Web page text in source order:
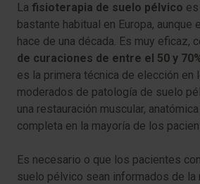
La fisioterapia de suelo pélvico
bastante habitual en Europa, aunque
hace de una década. Es muy eficaz,
de curaciones de entre el 50 y
es la primera técnica de elección en
moderados de patología de suelo
una restauración muscular,
completa en la mayoría de los
Es necesario o que los pacientes
suelo pélvico sean informados de la